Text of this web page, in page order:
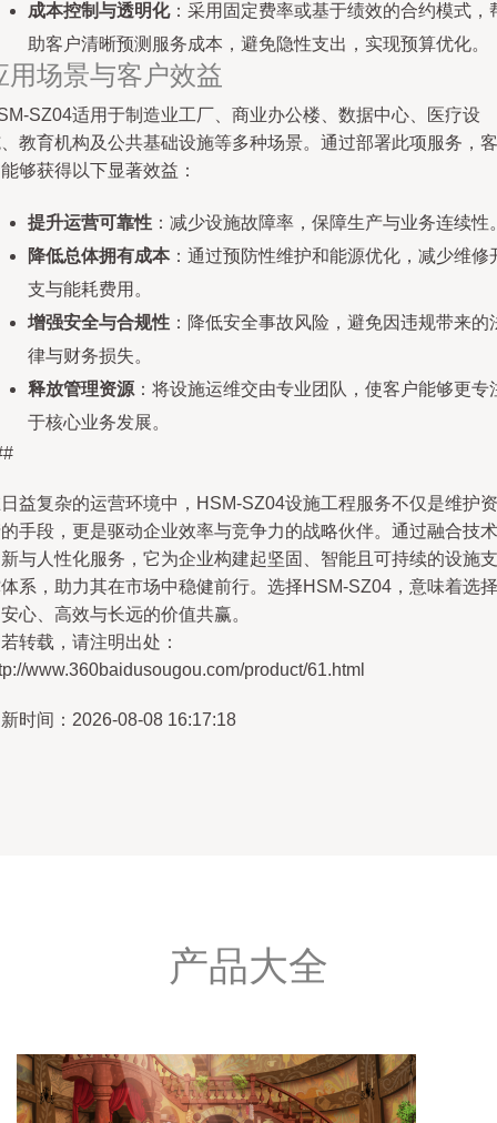
成本控制与透明化：采用固定费率或基于绩效的合约模式，
助客户清晰预测服务成本，避免隐性支出，实现预算优化。
用场景与客户效益
SZ04适用于制造业工厂、商业办公楼、数据中心、医疗设
教育机构及公共基础设施等多种场景。通过部署此项服务，客
够获得以下显著效益：
提升运营可靠性 ：减少设施故障率，保障生产与业务连续性
降低总体拥有成本：通过预防性维护和能源优化，减少维修
支与能耗费用。
增强安全与合规性 ：降低安全事故风险，避免因违规带来的
律与财务损失。
释放管理资源 ：将设施运维交由专业团队，使客户能够更专
于核心业务发展。
益复杂的运营环境中，HSM-SZ04设施工程服务不仅是维护资
手段，更是驱动企业效率与竞争力的战略伙伴。通过融合技术
与人性化服务，它为企业构建起坚固、智能且可持续的设施支
系，助力其在市场中稳健前行。选择HSM-SZ04，意味着选择
心、高效与长远的价值共赢。
转载，请注明出处：
www.360baidusougou.com/product/61.html
时间：2026-08-08 16:17:18
产品大全